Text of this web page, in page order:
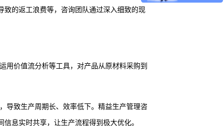
致的返工浪费等，咨询团队通过深入细致的现
用价值流分析等工具，对产品从原材料采购到
导致生产周期长、效率低下。精益生产管理咨
息实时共享，让生产流程得到极大优化。